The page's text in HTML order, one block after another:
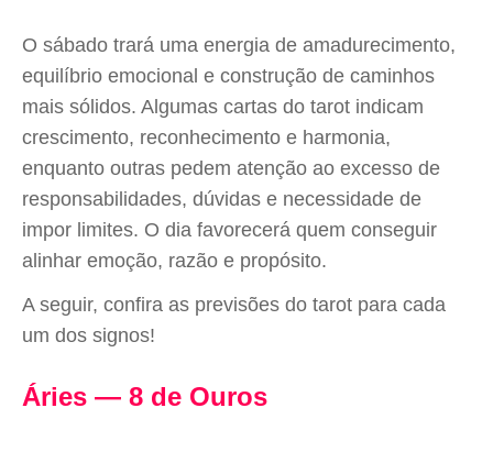
O sábado trará uma energia de amadurecimento,
equilíbrio emocional e construção de caminhos
mais sólidos. Algumas cartas do tarot indicam
crescimento, reconhecimento e harmonia,
enquanto outras pedem atenção ao excesso de
responsabilidades, dúvidas e necessidade de
impor limites. O dia favorecerá quem conseguir
alinhar emoção, razão e propósito.
A seguir, confira as previsões do tarot para cada
um dos signos!
Áries — 8 de Ouros